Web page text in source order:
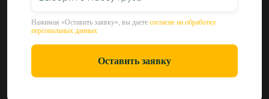
Нажимая «Оставить заявку», вы даете согласие на обработку
персональных данных
Оставить заявку